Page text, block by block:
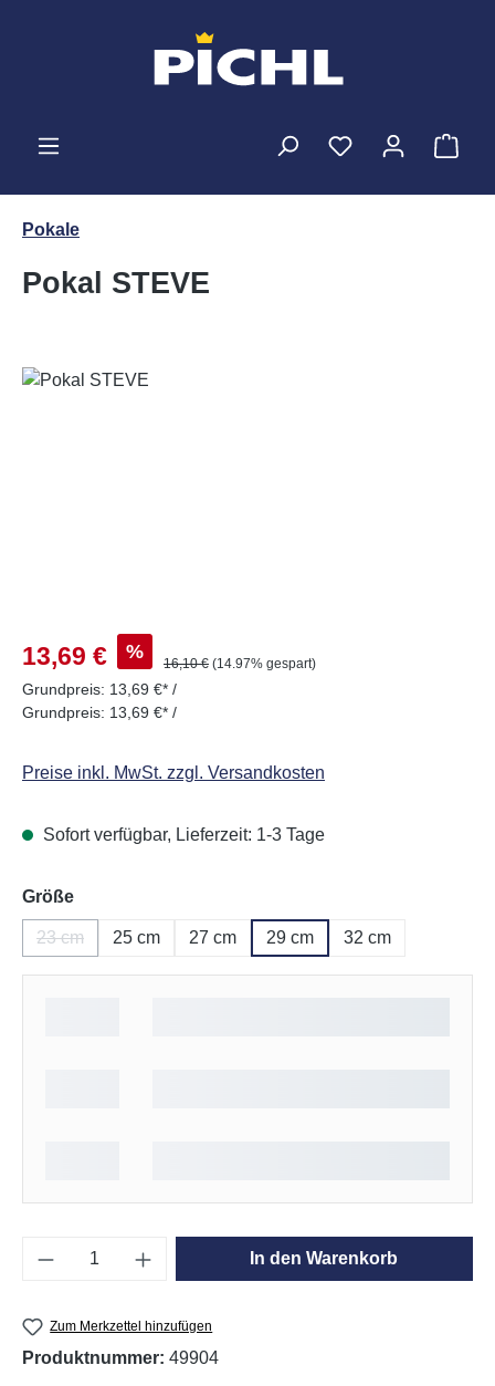
Pokale
Pokal STEVE
Bildergalerie überspringen
Verkaufspreis:
13,69 € % Regulärer Preis:
16,10 € (14.97% gespart)
Grundpreis: 13,69 €* /
Grundpreis: 13,69 €* /
Preise inkl. MwSt. zzgl. Versandkosten
Sofort verfügbar, Lieferzeit: 1-3 Tage
Größeauswählen
23 cm
(Diese Option ist zurzeit nicht verfügbar.)
25 cm 27 cm 29 cm 32 cm
Produkt Anzahl: Gib den gewünschten
In den Warenkorb
Zum Merkzettel hinzufügen
Produktnummer: 49904